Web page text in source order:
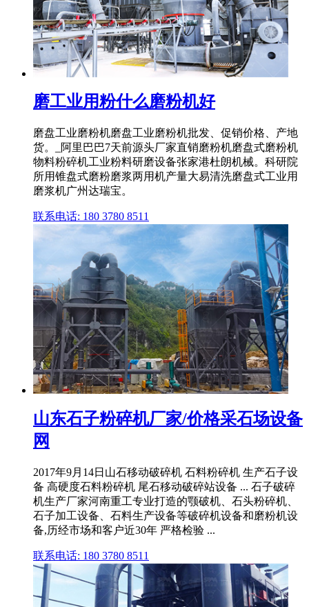
磨工业用粉什么磨粉机好
磨盘工业磨粉机磨盘工业磨粉机批发、促销价格、产地
货。_阿里巴巴7天前源头厂家直销磨粉机磨盘式磨粉机
物料粉碎机工业粉料研磨设备张家港杜朗机械。科研院
所用锥盘式磨粉磨浆两用机产量大易清洗磨盘式工业用
磨浆机广州达瑞宝。
联系电话: 180 3780 8511
山东石子粉碎机厂家/价格采石场设备
网
2017年9月14日山石移动破碎机 石料粉碎机 生产石子设
备 高硬度石料粉碎机 尾石移动破碎站设备 ... 石子破碎
机生产厂家河南重工专业打造的颚破机、石头粉碎机、
石子加工设备、石料生产设备等破碎机设备和磨粉机设
备,历经市场和客户近30年 严格检验 ...
联系电话: 180 3780 8511